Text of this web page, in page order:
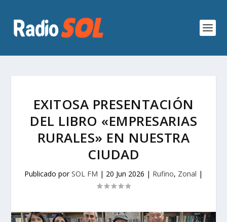
EXITOSA PRESENTACIÓN
DEL LIBRO «EMPRESARIAS
RURALES» EN NUESTRA
CIUDAD
Publicado porSOL FM | 20 Jun 2026 | Rufino, Zonal |